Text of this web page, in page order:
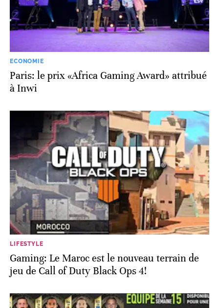
ECONOMIE
Paris: le prix «Africa Gaming Award» attribué
à Inwi
LIFESTYLE
Gaming: Le Maroc est le nouveau terrain de
jeu de Call of Duty Black Ops 4!